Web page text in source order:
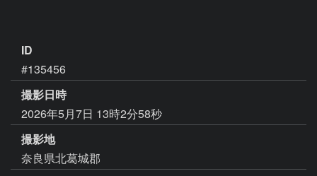
ID
#135456
撮影日時
2026年5月7日 13時2分58秒
撮影地
奈良県北葛城郡